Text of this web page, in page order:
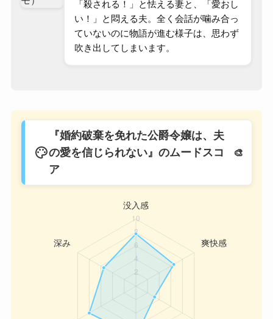
「殺される！」と怯える妻と、「愛おし
い！」と悶える夫。全く会話が噛み合っ
ていないのに物語が進む様子は、思わず
吹き出してしまいます。
palette
『婚約破棄を免れた公爵令嬢は、夫
の愛を信じられない』のムードスコ
ア